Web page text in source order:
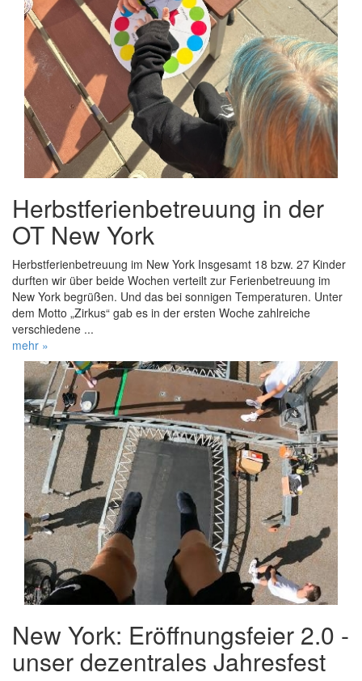
Herbstferienbetreuung in der
OT New York
Herbstferienbetreuung im New York Insgesamt 18 bzw. 27 Kinder
durften wir über beide Wochen verteilt zur Ferienbetreuung im
New York begrüßen. Und das bei sonnigen Temperaturen. Unter
dem Motto „Zirkus“ gab es in der ersten Woche zahlreiche
verschiedene ...
mehr »
New York: Eröffnungsfeier 2.0 -
unser dezentrales Jahresfest